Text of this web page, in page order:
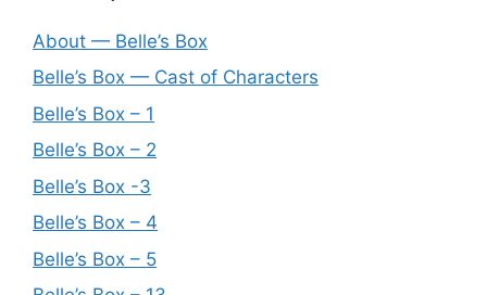
About — Belle’s Box
Belle’s Box — Cast of Characters
Belle’s Box – 1
Belle’s Box – 2
Belle’s Box -3
Belle’s Box – 4
Belle’s Box – 5